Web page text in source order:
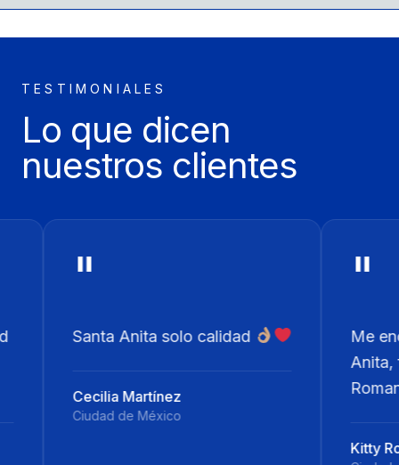
TESTIMONIALES
Lo que dicen
nuestros clientes
solo calidad
Me encantan todas
Anita, favoritas...Flor